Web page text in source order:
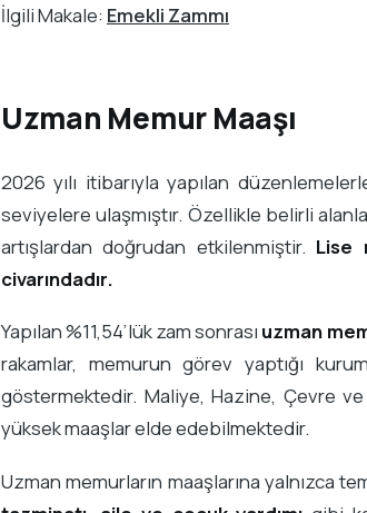
İlgili Makale: Emekli Zammı
Uzman Memur Maaşı
2026 yılı itibarıyla yapılan
seviyelere ulaşmıştır. Özellikle belirli
artışlardan doğrudan etkilenmiştir. Lise
civarındadır.
Yapılan %11,54’lük zam sonrası uzman
rakamlar, memurun görev yaptığı
göstermektedir. Maliye, Hazine, Çevre
yüksek maaşlar elde edebilmektedir.
Uzman memurların maaşlarına yalnızca